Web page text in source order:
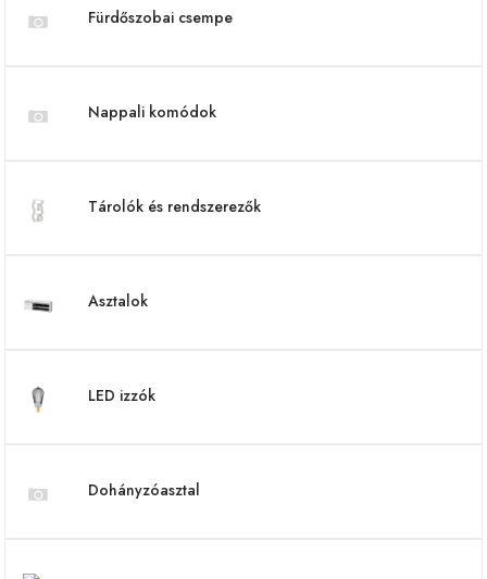
Fürdőszobai csempe
Nappali komódok
Tárolók és rendszerezők
Asztalok
LED izzók
Dohányzóasztal